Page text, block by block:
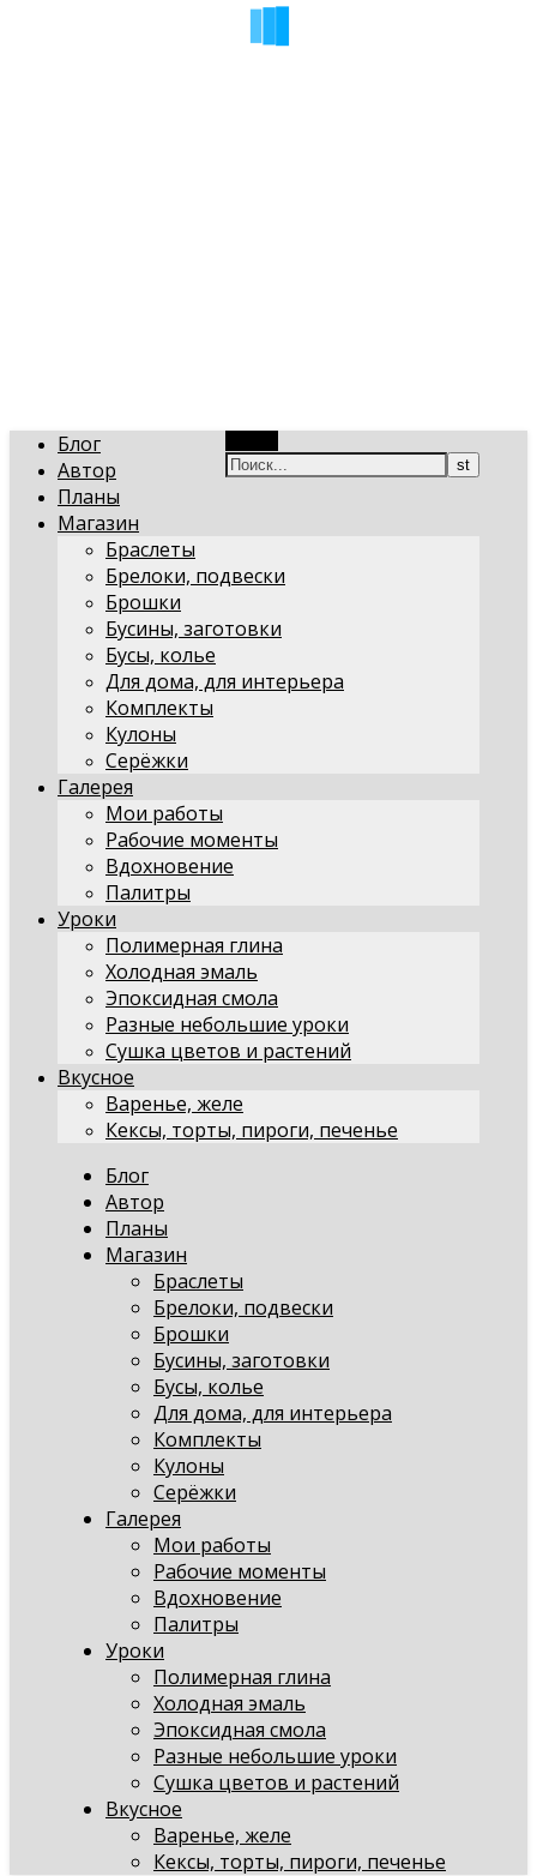
Блог
Автор
Планы
Магазин
Браслеты
Брелоки, подвески
Брошки
Бусины, заготовки
Бусы, колье
Для дома, для интерьера
Комплекты
Кулоны
Серёжки
Галерея
Мои работы
Рабочие моменты
Вдохновение
Палитры
Уроки
Полимерная глина
Холодная эмаль
Эпоксидная смола
Разные небольшие уроки
Сушка цветов и растений
Вкусное
Варенье, желе
Кексы, торты, пироги, печенье
Блог
Автор
Планы
Магазин
Браслеты
Брелоки, подвески
Брошки
Бусины, заготовки
Бусы, колье
Для дома, для интерьера
Комплекты
Кулоны
Серёжки
Галерея
Мои работы
Рабочие моменты
Вдохновение
Палитры
Уроки
Полимерная глина
Холодная эмаль
Эпоксидная смола
Разные небольшие уроки
Сушка цветов и растений
Вкусное
Варенье, желе
Кексы, торты, пироги, печенье